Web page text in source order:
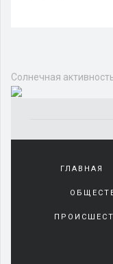
Солнечная
ГЛАВНАЯ